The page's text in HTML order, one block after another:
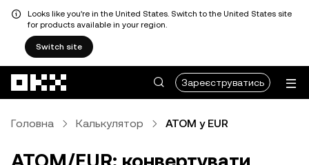
Looks like you're in the United States. Switch to the United States site
for products available in your region.
Switch site
Зареєструватись
Головна Калькулятор ATOM у EUR